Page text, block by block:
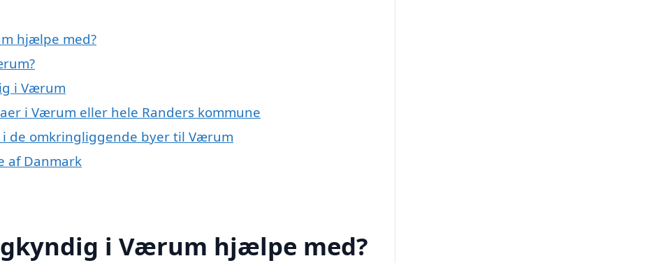
hjælpe med?
i Værum
i Værum eller hele Randers kommune
de omkringliggende byer til Værum
af Danmark
i Værum hjælpe med?